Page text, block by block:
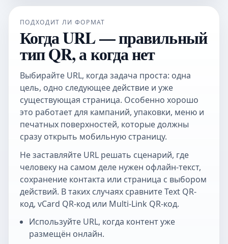
ПОДХОДИТ ЛИ ФОРМАТ
Когда URL — правильный
тип QR, а когда нет
Выбирайте URL, когда задача проста: одна
цель, одно следующее действие и уже
существующая страница. Особенно хорошо
это работает для кампаний, упаковки, меню и
печатных поверхностей, которые должны
сразу открыть мобильную страницу.
Не заставляйте URL решать сценарий, где
человеку на самом деле нужен офлайн-текст,
сохранение контакта или страница с выбором
действий. В таких случаях сравнитеText QR-
код, vCard QR-кодили Multi-Link QR-код.
Используйте URL, когда контент уже
размещён онлайн.